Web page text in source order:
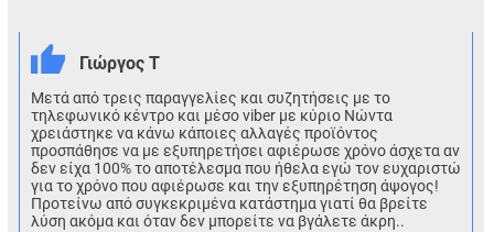
Γιώργος Τ
Μετά από τρεις παραγγελίες και συζητήσεις με το
τηλεφωνικό κέντρο και μέσο viber με κύριο Νώντα
χρειάστηκε να κάνω κάποιες αλλαγές προϊόντος
προσπάθησε να με εξυπηρετήσει αφιέρωσε χρόνο άσχετα αν
δεν είχα 100% το αποτέλεσμα που ήθελα εγώ τον ευχαριστώ
για το χρόνο που αφιέρωσε και την εξυπηρέτηση άψογος!
Προτείνω από συγκεκριμένα κατάστημα γιατί θα βρείτε
λύση ακόμα και όταν δεν μπορείτε να βγάλετε άκρη..